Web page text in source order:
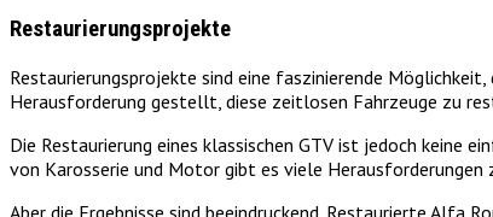
Restaurierungsprojekte
Restaurierungsprojekte sind eine faszinierende
Herausforderung gestellt, diese zeitlosen Fahrzeuge zu
Die Restaurierung eines klassischen GTV ist jedoch keine
von Karosserie und Motor gibt es viele Herausforderungen
Aber die Ergebnisse sind beeindruckend. Restaurierte Alfa